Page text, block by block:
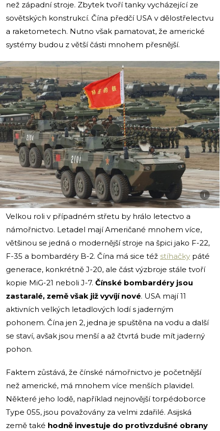
než západní stroje. Zbytek tvoří tanky vycházející ze
sovětských konstrukcí. Čína předčí USA v dělostřelectvu
a raketometech. Nutno však pamatovat, že americké
systémy budou z větší části mnohem přesnější.
i
Velkou roli v případném střetu by hrálo letectvo a
námořnictvo. Letadel mají Američané mnohem více,
většinou se jedná o modernější stroje na špici jako F-22,
F-35 a bombardéry B-2. Čína má sice též stíhačky páté
generace, konkrétně J-20, ale část výzbroje stále tvoří
kopie MiG-21 neboli J-7. Čínské bombardéry jsou
zastaralé, země však již vyvíjí nové. USA mají 11
aktivních velkých letadlových lodí s jaderným
pohonem. Čína jen 2, jedna je spuštěna na vodu a další
se staví, avšak jsou menší a až čtvrtá bude mít jaderný
pohon.
Faktem zůstává, že čínské námořnictvo je početnější
než americké, má mnohem více menších plavidel.
Některé jeho lodě, například nejnovější torpédoborce
Type 055, jsou považovány za velmi zdařilé. Asijská
země také hodně investuje do protivzdušné obrany